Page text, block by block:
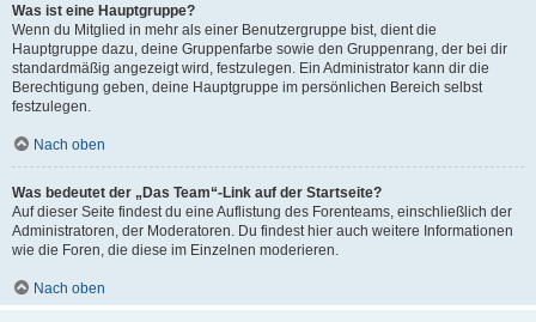
Was ist eine Hauptgruppe?
Wenn du Mitglied in mehr als einer Benutzergruppe bist, dient die
Hauptgruppe dazu, deine Gruppenfarbe sowie den Gruppenrang, der bei dir
standardmäßig angezeigt wird, festzulegen. Ein Administrator kann dir die
Berechtigung geben, deine Hauptgruppe im persönlichen Bereich selbst
festzulegen.
Nach oben
Was bedeutet der „Das Team“-Link auf der Startseite?
Auf dieser Seite findest du eine Auflistung des Forenteams, einschließlich der
Administratoren, der Moderatoren. Du findest hier auch weitere Informationen
wie die Foren, die diese im Einzelnen moderieren.
Nach oben